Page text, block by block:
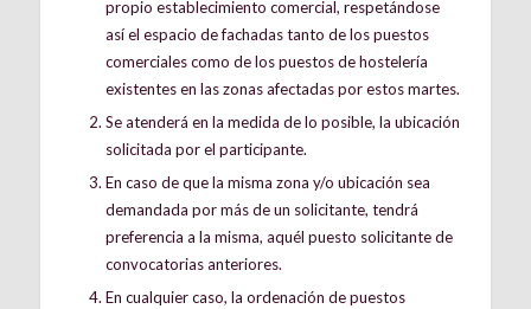
propio establecimiento comercial, respetándose
así el espacio de fachadas tanto de los puestos
comerciales como de los puestos de hostelería
existentes en las zonas afectadas por estos martes.
Se atenderá en la medida de lo posible, la ubicación
solicitada por el participante.
En caso de que la misma zona y/o ubicación sea
demandada por más de un solicitante, tendrá
preferencia a la misma, aquél puesto solicitante de
convocatorias anteriores.
En cualquier caso, la ordenación de puestos